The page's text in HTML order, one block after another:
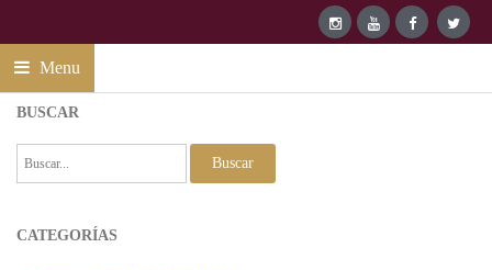
Menu
BUSCAR
Buscar
CATEGORÍAS